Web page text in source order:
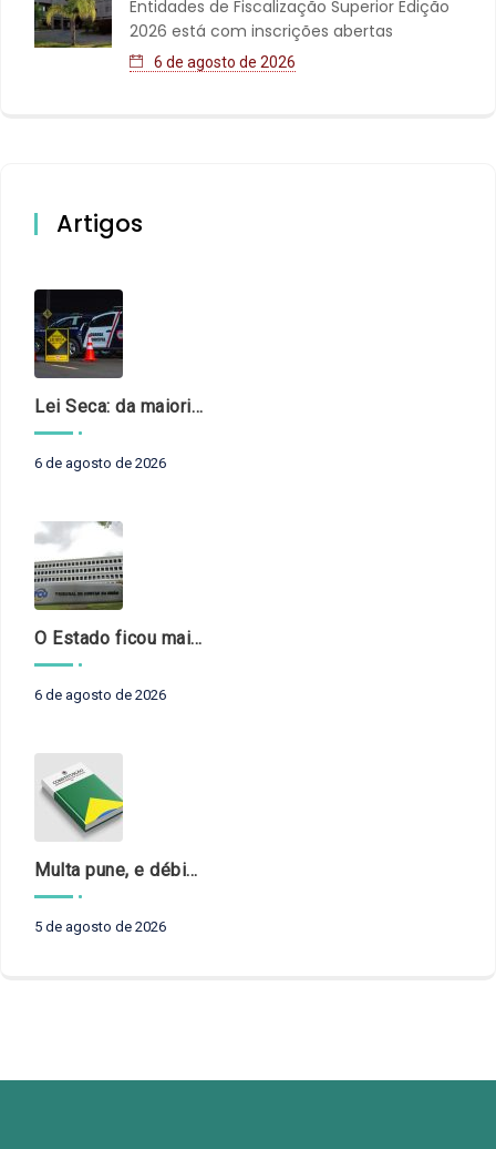
Entidades de Fiscalização Superior Edição
2026 está com inscrições abertas
6 de agosto de 2026
Artigos
Lei Seca: da maioridade à maturidade
6 de agosto de 2026
O Estado ficou mais complexo. O controle precisa acompanhar
6 de agosto de 2026
Multa pune, e débito recompõe. § 3º do art. 71 da Constituição: um problema de legística formal
5 de agosto de 2026